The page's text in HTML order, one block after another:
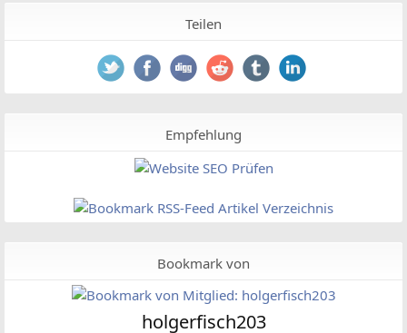
Teilen
Empfehlung
Bookmark von
holgerfisch203